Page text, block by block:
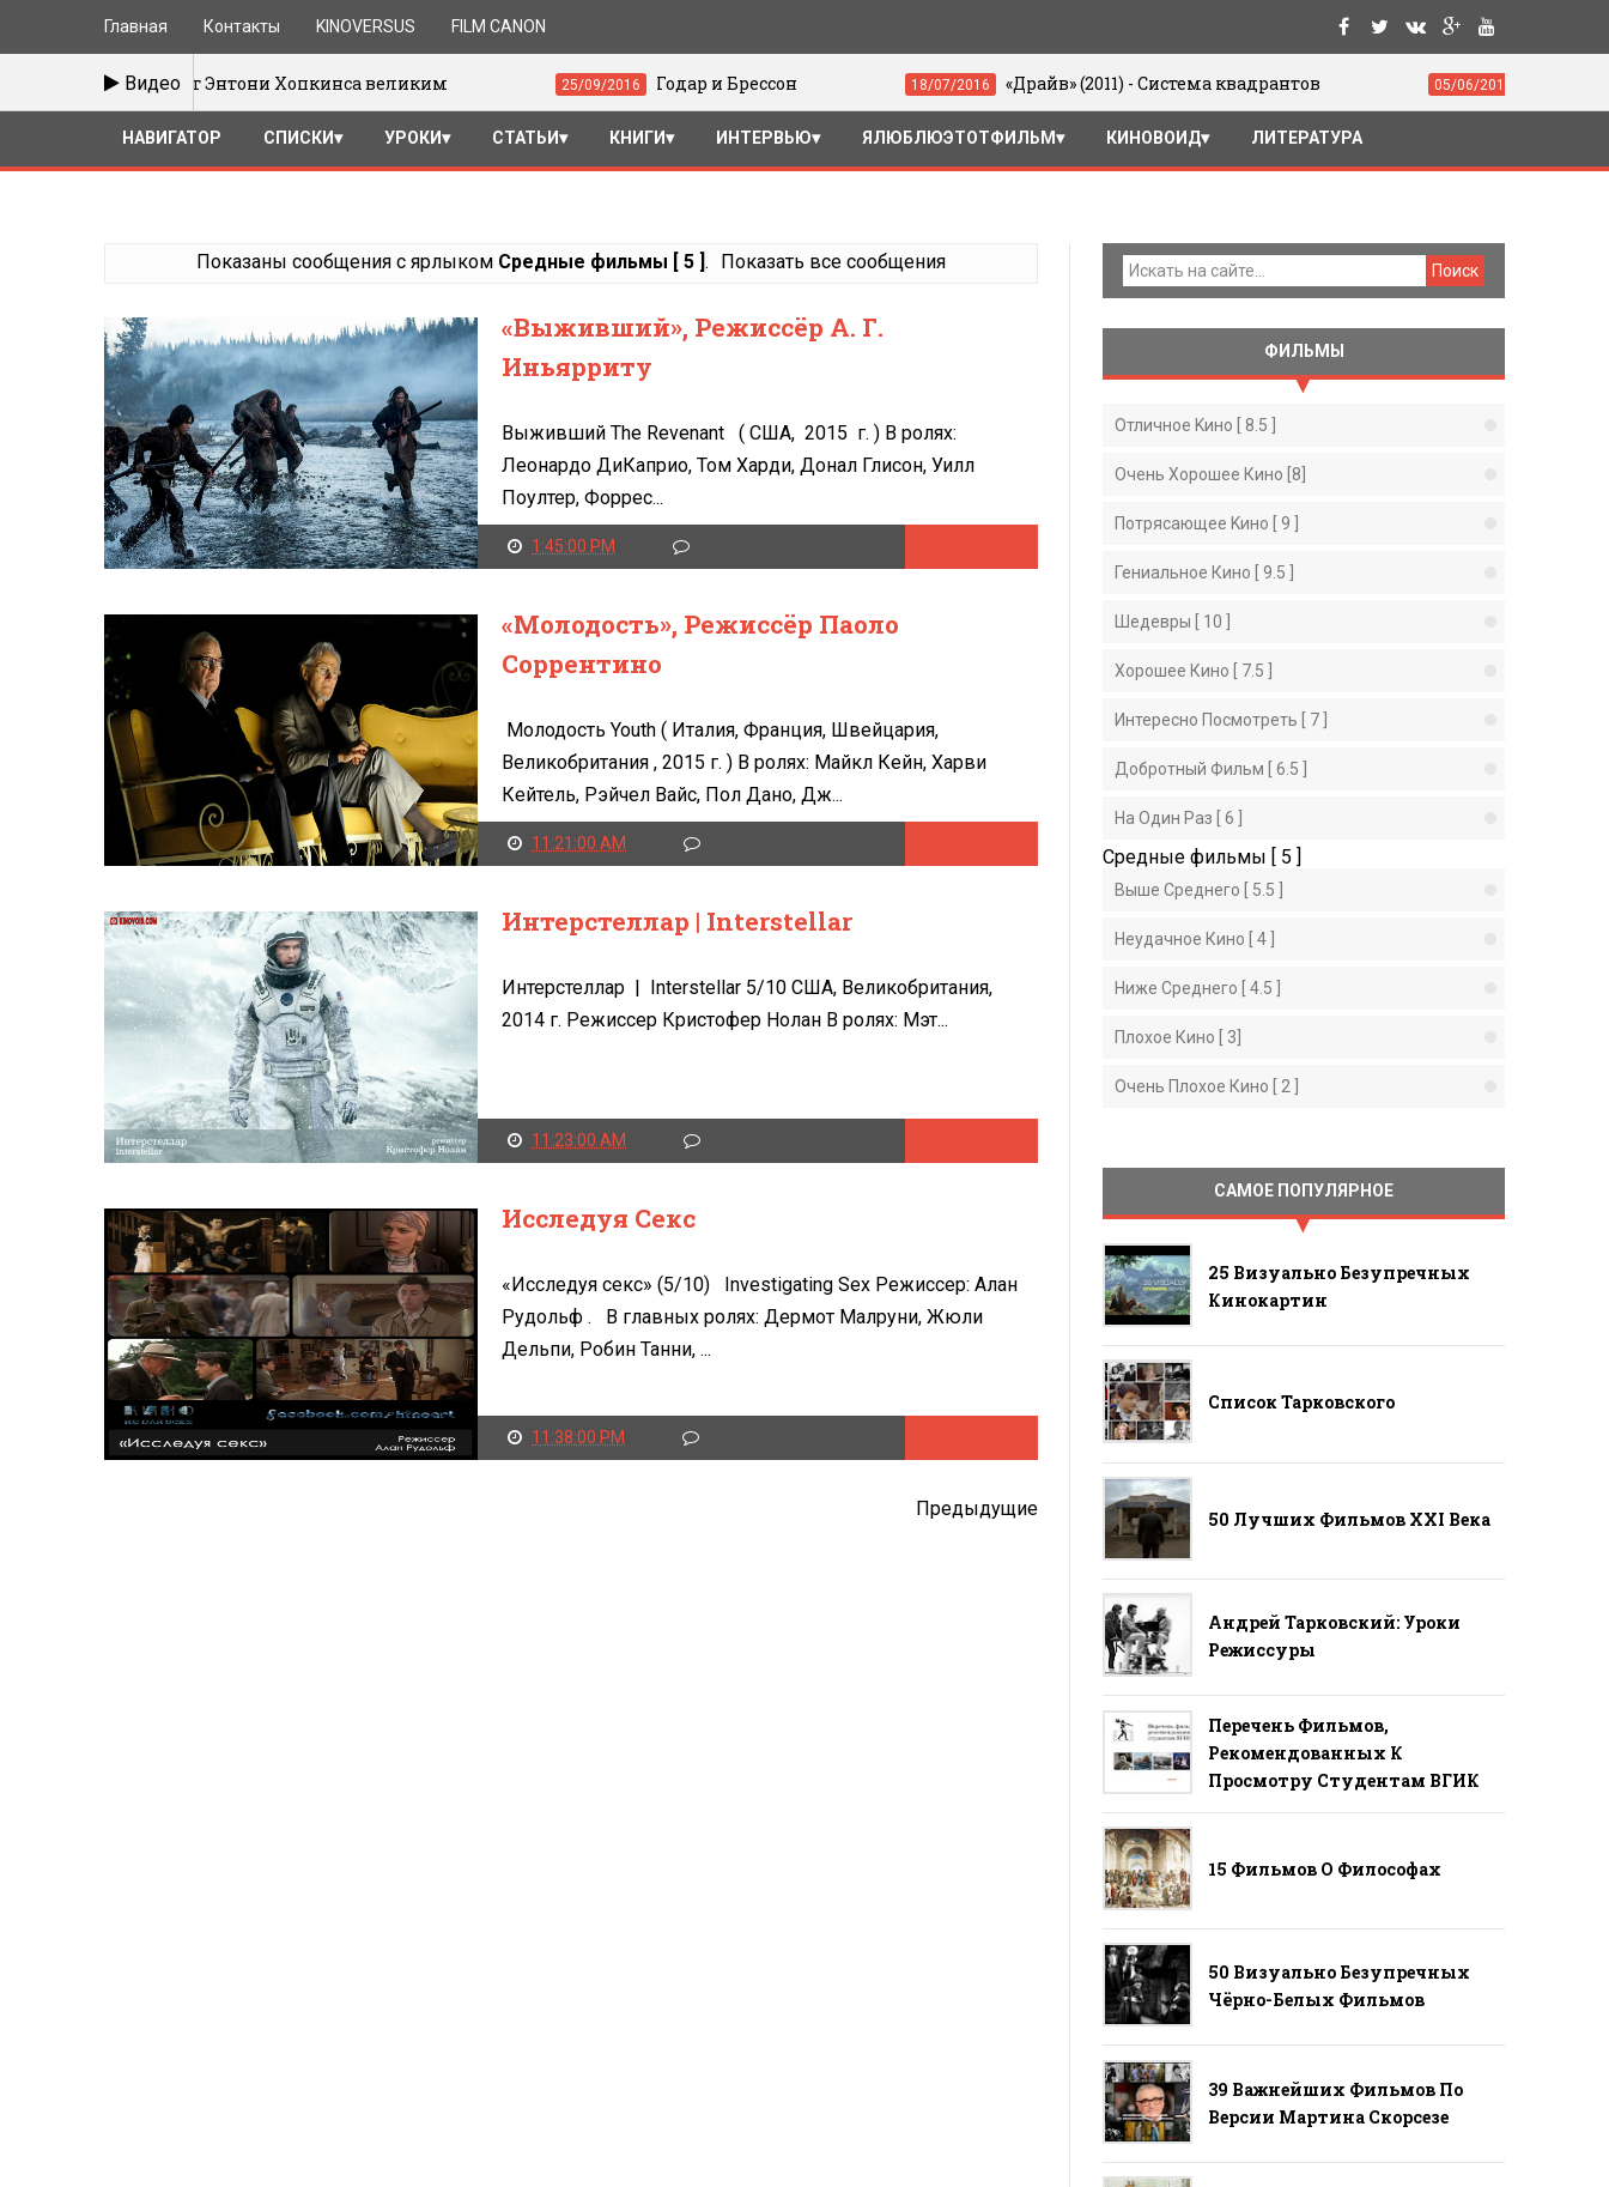
Главная Контакты KINOVERSUS FILM CANON
Видео
Что делает Энтони Хопкинса великим Годар и Брессон «Драйв» (2011) - Система квадрантов Юрий Цивьян.
НАВИГАТОР СПИСКИ УРОКИ СТАТЬИ КНИГИ ИНТЕРВЬЮ ЯЛЮБЛЮЭТОТФИЛЬМ КИНОВОИД ЛИТЕРАТУРА
Показаны сообщения с ярлыком Средные фильмы [ 5 ] . Показать все сообщения
«Выживший», Режиссёр А. Г.
Иньярриту
Выживший The Revenant ( США, 2015 г. ) В ролях:
Леонардо ДиКаприо, Том Харди, Донал Глисон, Уилл
Поултер, Форрес...
1:45:00 PM
«Молодость», Режиссёр Паоло
Соррентино
Молодость Youth ( Италия, Франция, Швейцария,
Великобритания , 2015 г. ) В ролях: Майкл Кейн, Харви
Кейтель, Рэйчел Вайс, Пол Дано, Дж...
11:21:00 AM
Интерстеллар | Interstellar
Интерстеллар | Interstellar 5/10 США, Великобритания,
2014 г. Режиссер Кристофер Нолан В ролях: Мэт...
11:23:00 AM
Исследуя Секс
«Исследуя секс» (5/10) Investigating Sex Режиссер: Алан
Рудольф . В главных ролях: Дермот Малруни, Жюли
Дельпи, Робин Танни, ...
11:38:00 PM
Предыдущие
ФИЛЬМЫ
Отличное Kино [ 8.5 ]
Очень Хорошее Кино [8]
Потрясающее Kино [ 9 ]
Гениальное Кино [ 9.5 ]
Шедевры [ 10 ]
Хорошее Кино [ 7.5 ]
Интересно Посмотреть [ 7 ]
Добротный Фильм [ 6.5 ]
На Один Раз [ 6 ]
Средные фильмы [ 5 ]
Выше Среднего [ 5.5 ]
Неудачное Кино [ 4 ]
Ниже Среднего [ 4.5 ]
Плохое Кино [ 3]
Очень Плохое Кино [ 2 ]
САМОЕ ПОПУЛЯРНОЕ
25 Визуально Безупречных
Кинокартин
Список Тарковского
50 Лучших Фильмов ХХI Века
Андрей Тарковский: Уроки
Режиссуры
Перечень Фильмов,
Рекомендованных К
Просмотру Студентам ВГИК
15 Фильмов О Философах
50 Визуально Безупречных
Чёрно-Белых Фильмов
39 Важнейших Фильмов По
Версии Мартина Скорсезе